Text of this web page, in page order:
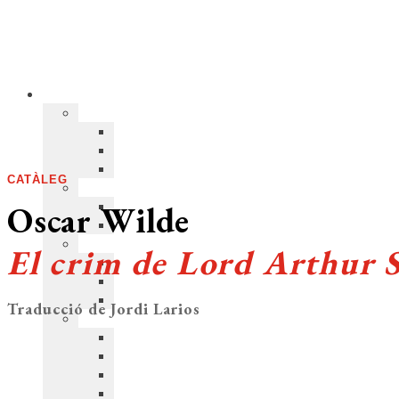
CATÀLEG
Oscar Wilde
El crim de Lord Arthur
Traducció de Jordi Larios